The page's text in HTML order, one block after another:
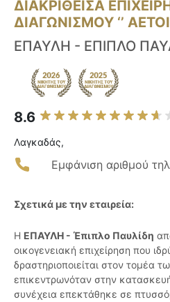
ΔΙΑΚΡΙΘΕΙΣΑ
ΔΙΑΓΩΝΙΣΜΟΥ ‘’ ΑΕΤΟΙ
ΕΠΑΥΛΗ - ΕΠΙΠΛΟ
8.6
Λαγκαδάς,
Εμφάνιση αριθμού
Σχετικά με την εταιρεία:
Η ΕΠΑΥΛΗ - Έπιπλο Παυλίδη
οικογενειακή επιχείρηση που
δραστηριοποιείται στον τομέα
επικεντρωνόταν στην
συνέχεια επεκτάθηκε σε